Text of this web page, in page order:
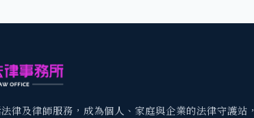
律及律師服務，成為個人、家庭與企業的法律守護站，